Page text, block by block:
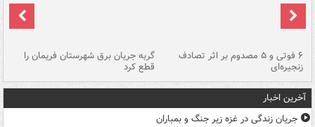
۶ فوتی و ۵ مصدوم بر اثر تصادف
زنجیره‌ای
گربه جریان برق شهرستان فریمان را
قطع کرد
آخرین اخبار
جریان زندگی در غزه زیر جنگ و بمباران